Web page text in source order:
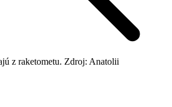
z raketometu. Zdroj: Anatolii